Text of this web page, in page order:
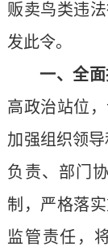
贩卖鸟类违
发此令。
一、全
高政治站位
加强组织领
负责、部门
制，严格落
监管责任，